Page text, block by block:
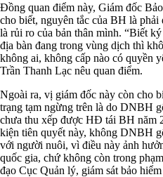
Đồng quan điểm này, Giám đốc
cho biết, nguyên tắc của BH là
là rủi ro của bản thân mình. “Biết
địa bàn đang trong vùng dịch thì
không ai, không cấp nào có quyền
Trần Thanh Lạc nêu quan điểm.
Ngoài ra, vị giám đốc này còn cho
trạng tạm ngừng trên là do DNBH
chưa thu xếp được HĐ tái BH năm
kiện tiên quyết này, không DNBH
với người nuôi, vì điều này ảnh
quốc gia, chứ không còn trong
đạo Cục Quản lý, giám sát bảo